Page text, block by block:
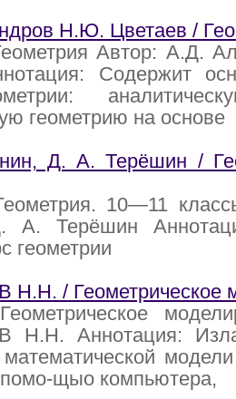
Н.Ю. Цветаев /
Автор: А.Д.
Содержит
геометрию на основе
Д. А. Терёшин /
10—11
А. Терёшин
геометрии
/ Геометрическое
H.H. Аннотация:
помо-щыо компьютера,